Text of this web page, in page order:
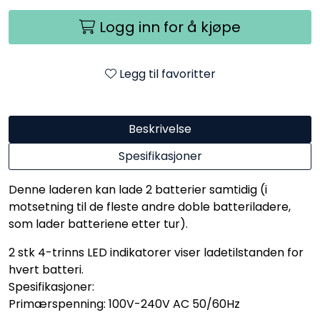
Logg inn for å kjøpe
Legg til favoritter
Beskrivelse
Spesifikasjoner
Denne laderen kan lade 2 batterier samtidig (i
motsetning til de fleste andre doble batteriladere,
som lader batteriene etter tur).
2 stk 4-trinns LED indikatorer viser ladetilstanden for
hvert batteri.
Spesifikasjoner:
Primærspenning: 100V-240V AC 50/60Hz